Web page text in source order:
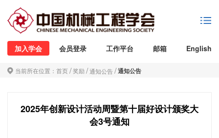
加入学会 会员登录 工作平台 邮箱 English
当前所在位置： 首页/奖励/通知公告/通知公告
2025年创新设计活动周暨第十届好设计颁奖大
会3号通知